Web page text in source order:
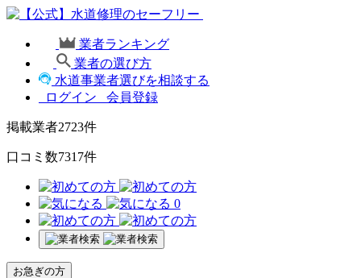
業者ランキング
業者の選び方
水道事業者選びを相談する
ログイン
会員登録
掲載業者2723件
口コミ数7317件
0
お急ぎの方